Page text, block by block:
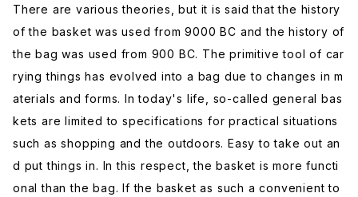
There are various theories, but it is said that the history
of the basket was used from 9000 BC and the history of
the bag was used from 900 BC. The primitive tool of car
rying things has evolved into a bag due to changes in m
aterials and forms. In today's life, so-called general bas
kets are limited to specifications for practical situations
such as shopping and the outdoors. Easy to take out an
d put things in. In this respect, the basket is more functi
onal than the bag. If the basket as such a convenient to